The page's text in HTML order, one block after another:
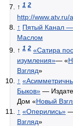
↑ 1 2
http://www.atv.ru/
↑ Пятый Канал —
Маслом
↑ 1 2 «Сатира
изумления»— «
Взгляд»
↑
Быков» —
Дом «Новый
↑ «Оперились»
Взгляд»